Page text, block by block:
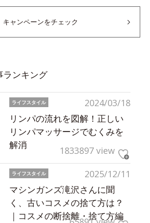
キャンペーンをチェック
ランキング
2024/03/18
ライフスタイル
リンパの流れを図解！正しい
リンパマッサージでむくみを
解消
1833897 view
2025/12/11
ライフスタイル
マシンガンズ滝沢さんに聞
く、古いコスメの捨て方は？
｜コスメの断捨離・捨て方編